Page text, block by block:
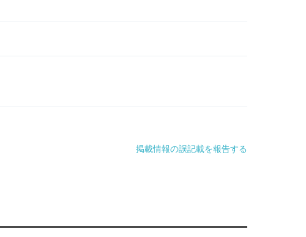
掲載情報の誤記載を報告する